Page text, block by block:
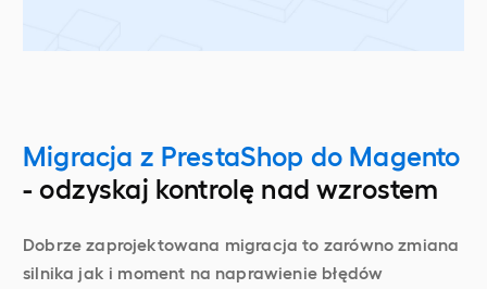
Migracja z PrestaShop do Magento
- odzyskaj kontrolę nad wzrostem
Dobrze zaprojektowana migracja to zarówno zmiana
silnika jak i moment na naprawienie błędów